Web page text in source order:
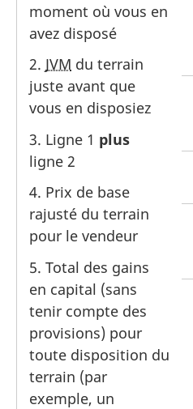
moment où vous en
avez disposé
2. JVM du terrain
juste avant que
vous en disposiez
3. Ligne 1 plus
ligne 2
4. Prix de base
rajusté du terrain
pour le vendeur
5. Total des gains
en capital (sans
tenir compte des
provisions) pour
toute disposition du
terrain (par
exemple, un